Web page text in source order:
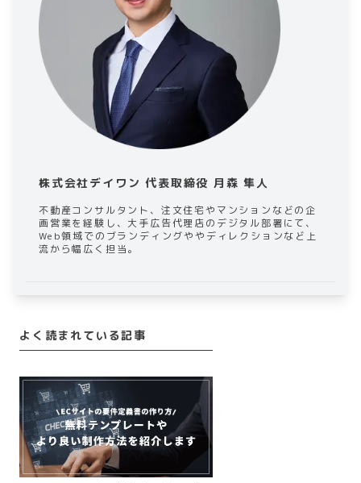
株式会社デイワン 代表取締役 月森 隼人
不動産コンサルタント、注文住宅やマンションなどの企
画営業を経験し、大手広告代理店のデジタル部署にて、
Web領域でのブランディングややディレクションなど上
流から幅広く担当。
よく読まれている記事